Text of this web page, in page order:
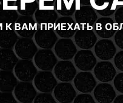
КАТАЛИЗАТОРОВ Г.
ДО